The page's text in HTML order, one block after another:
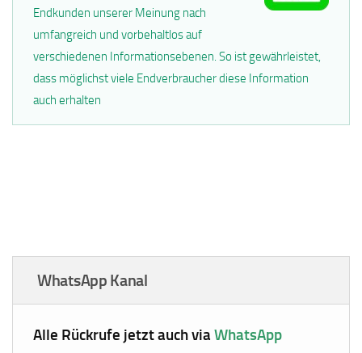
Endkunden unserer Meinung nach
umfangreich und vorbehaltlos auf
verschiedenen Informationsebenen. So ist gewährleistet,
dass möglichst viele Endverbraucher diese Information
auch erhalten
WhatsApp Kanal
Alle Rückrufe jetzt auch viaWhatsApp